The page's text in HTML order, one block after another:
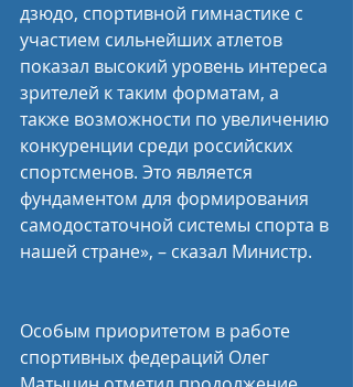
дзюдо, спортивной гимнастике с
участием сильнейших атлетов
показал высокий уровень интереса
зрителей к таким форматам, а
также возможности по увеличению
конкуренции среди российских
спортсменов. Это является
фундаментом для формирования
самодостаточной системы спорта в
нашей стране», – сказал Министр.
Особым приоритетом в работе
спортивных федераций Олег